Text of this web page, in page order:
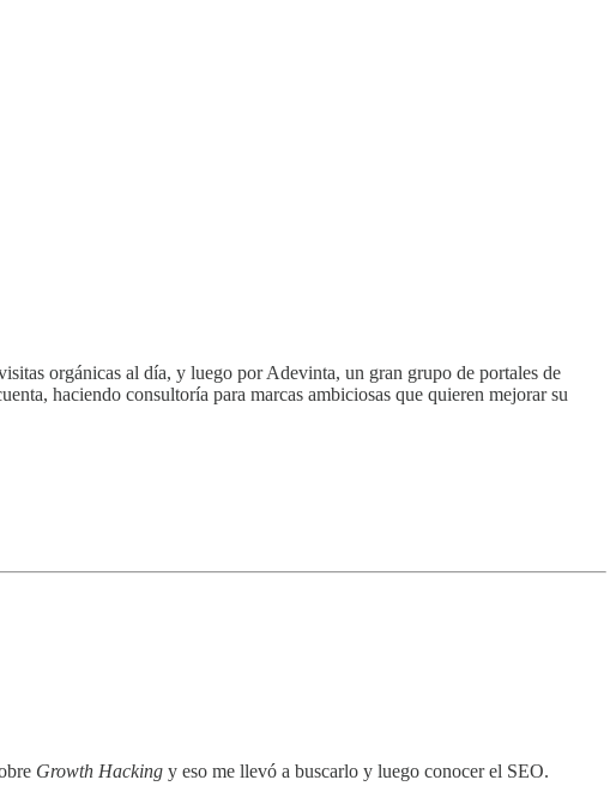
orgánicas al día, y luego por Adevinta, un gran grupo de portales de
haciendo consultoría para marcas ambiciosas que quieren mejorar su
Growth Hacking y eso me llevó a buscarlo y luego conocer el SEO.